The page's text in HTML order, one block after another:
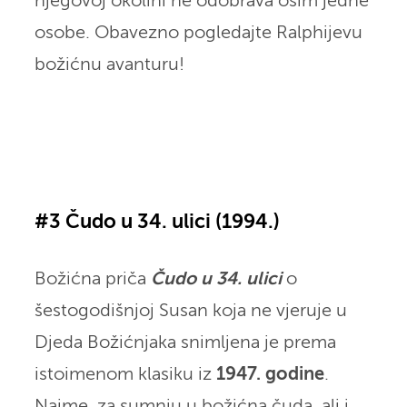
osobe. Obavezno pogledajte Ralphijevu
božićnu avanturu!
#3 Čudo u 34. ulici (1994.)
Božićna priča Čudo u 34. ulicio
šestogodišnjoj Susan koja ne vjeruje u
Djeda Božićnjaka snimljena je prema
istoimenom klasiku iz 1947. godine.